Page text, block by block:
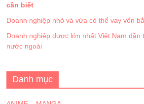
cần biết
Doanh nghiệp nhỏ và vừa có thể vay vốn
Doanh nghiệp dược lớn nhất Việt Nam dần
nước ngoài
Danh mục